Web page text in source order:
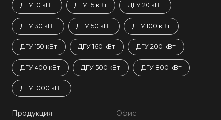
ДГУ 10 кВт ДГУ 15 кВт ДГУ 20 кВт
ДГУ 30 кВт ДГУ 50 кВт ДГУ 100 кВт
ДГУ 150 кВт ДГУ 160 кВт ДГУ 200 кВт
ДГУ 400 кВт ДГУ 500 кВт ДГУ 800 кВт
ДГУ 1000 кВт
Продукция
Офис